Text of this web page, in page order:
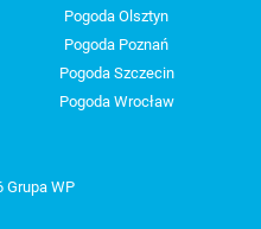
Pogoda Olsztyn
Pogoda Poznań
Pogoda Szczecin
Pogoda Wrocław
Grupa WP